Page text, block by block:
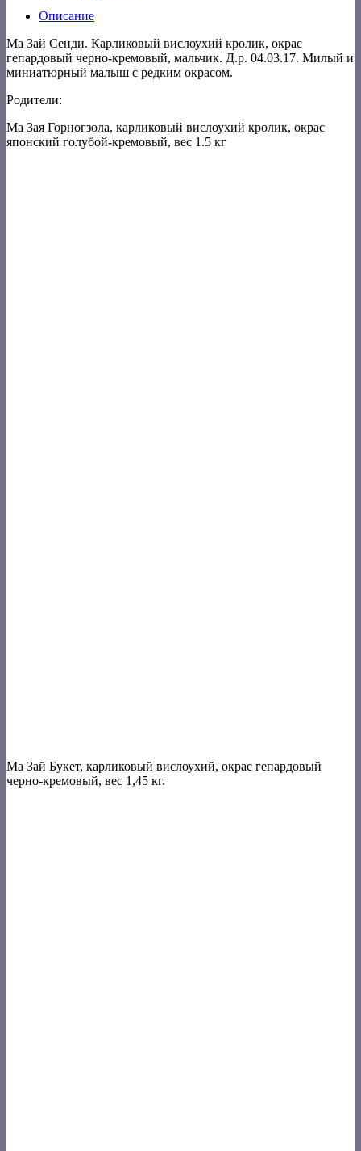
Описание
Ма Зай Сенди. Карликовый вислоухий кролик, окрас
гепардовый черно-кремовый, мальчик. Д.р. 04.03.17. Милый и
миниатюрный малыш с редким окрасом.
Родители:
Ма Зая Горногзола, карликовый вислоухий кролик, окрас
японский голубой-кремовый, вес 1.5 кг
Ма Зай Букет, карликовый вислоухий, окрас гепардовый
черно-кремовый, вес 1,45 кг.